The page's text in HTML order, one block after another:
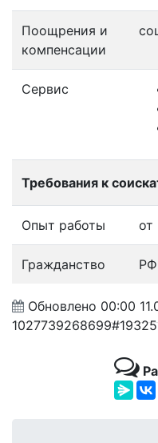
Поощрения и
компенсации
Сервис
Требования к
Опыт работы от
Гражданство РФ
Обновлено 00:00